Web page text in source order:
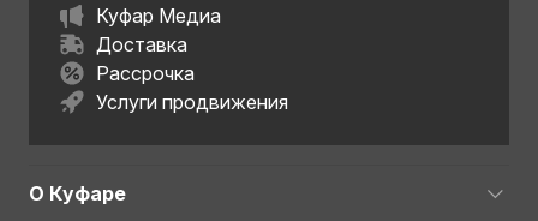
Куфар Медиа
Доставка
Рассрочка
Услуги продвижения
О Куфаре